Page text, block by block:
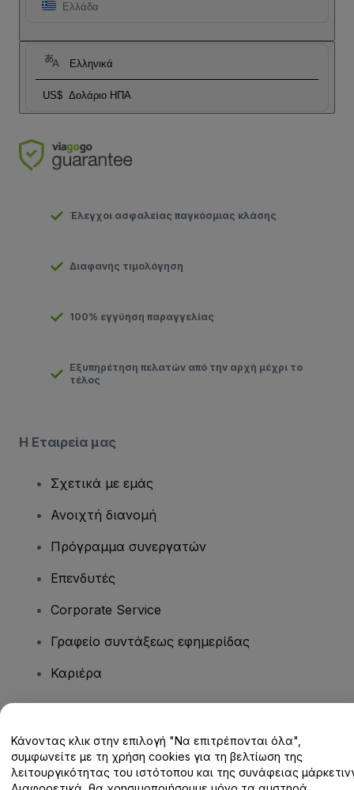
Ελλάδα
Ελληνικά
US$ Δολάριο ΗΠΑ
Έλεγχοι ασφαλείας παγκόσμιας κλάσης
Διαφανής τιμολόγηση
100% εγγύηση παραγγελίας
Εξυπηρέτηση πελατών από την αρχή μέχρι το
τέλος
Η Εταιρεία μας
Σχετικά με εμάς
Ανοιχτή διανομή
Πρόγραμμα συνεργατών
Επενδυτές
Corporate Service
Γραφείο συντάξεως εφημερίδας
Καριέρα
Κέντρο βοήθειας / Επικοινωνήστε μαζί μας
Κάνοντας κλικ στην επιλογή "Να επιτρέπονται όλα",
συμφωνείτε με τη χρήση cookies για τη βελτίωση της
λειτουργικότητας του ιστότοπου και της συνάφειας